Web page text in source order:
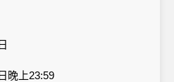
晚上23:59